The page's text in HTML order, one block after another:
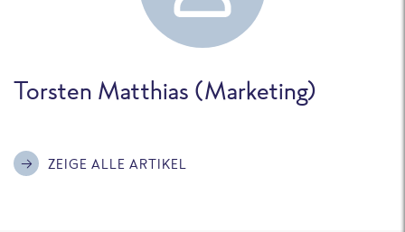
Torsten Matthias (Marketing)
ZEIGE ALLE ARTIKEL